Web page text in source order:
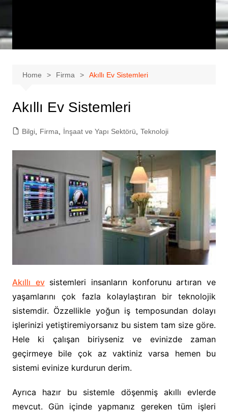
Home Firma Akıllı Ev Sistemleri
Akıllı Ev Sistemleri
Bilgi, Firma İnşaat ve Yapı Sektörü Teknoloji
Akıllı evsistemleri insanların konforunu artıran ve
yaşamlarını çok fazla kolaylaştıran bir teknolojik
sistemdir. Özzellikle yoğun iş temposundan dolayı
işlerinizi yetiştiremiyorsanız bu sistem tam size göre.
Hele ki çalışan biriyseniz ve evinizde zaman
geçirmeye bile çok az vaktiniz varsa hemen bu
sistemi evinize kurdurun derim.
Ayrıca hazır bu sistemle döşenmiş akıllı evlerde
mevcut. Gün içinde yapmanız gereken tüm işleri